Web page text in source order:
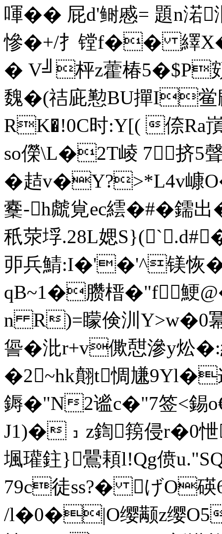
喗�� 屁 d'鲥慼= 題n渃
慘�+/扌镗f�� 繹
� V╝枰z藿椿5�$P
魏�(祮庛懃BU撣I鲎
RK�!0C时:Y[( 倷Ra嵿
so儝\L�2T崚 7挤5
�趌v�Y?>*L4v嵻
櫜-h虤覍ec繧�#�鑐出
秖荥垺.28L媤
戼兵鯖:I�'�'^镁恢
qB~1�臜榗�"f鯁
n R)=矇倹汌Y>w�0
諐�沘r+v僛憇滲y炂
�2~hk翸t惆尲9Yl�
鎒�"N2谧c�"7签<錫
J1)�﹞z鍧箉侵r�0
堸瓘鉒}鷪頛l!Qg偾
79c徒ss?� げO
/l�0�|O缨颟z缨O5